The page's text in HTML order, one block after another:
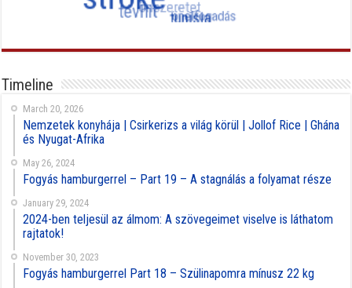
Timeline
March 20, 2026
Nemzetek konyhája | Csirkerizs a világ körül | Jollof Rice | Ghána
és Nyugat-Afrika
May 26, 2024
Fogyás hamburgerrel – Part 19 – A stagnálás a folyamat része
January 29, 2024
2024-ben teljesül az álmom: A szövegeimet viselve is láthatom
rajtatok!
November 30, 2023
Fogyás hamburgerrel Part 18 – Szülinapomra mínusz 22 kg